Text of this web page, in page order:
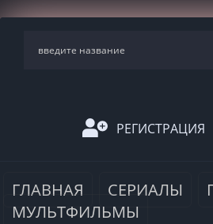
РЕГИСТРАЦИЯ
ГЛАВНАЯ СЕРИАЛЫ
МУЛЬТФИЛЬМЫ